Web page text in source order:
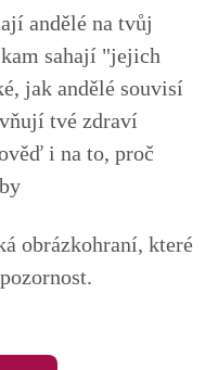
andělé na tvůj
sahají "jejich
jak andělé souvisí
tvé zdraví
i na to, proč
obrázkohraní, které